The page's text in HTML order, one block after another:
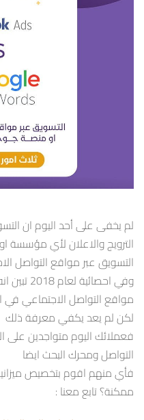
لم يخفى على أحد اليوم ان
الترويج والاعلان لأي مؤسسة
التسويق عبر مواقع التواصل
مواقع التواصل الاجتماعي في
لكن لم يعد يكفي معرفة ذلك
فعملائك اليوم متواجدين على
التواصل ومحرك البحث ايضا
فأي منهم اقوم بتخصيص
ممكنة؟ تابع معنا :